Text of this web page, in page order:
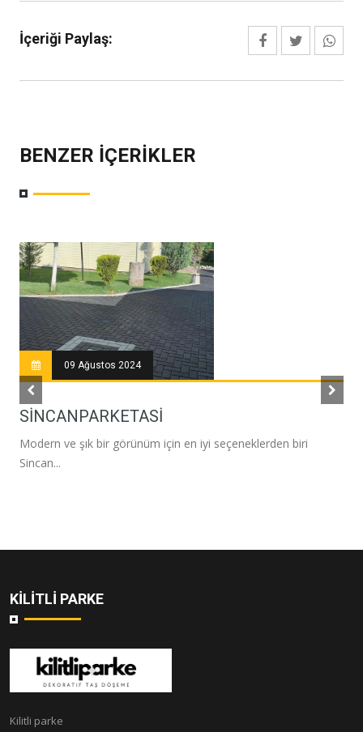
İçeriği Paylaş:
BENZER İÇERIKLER
SINCANPARKETASI
09 Ağustos 2024
Modern ve şık bir görünüm için en iyi seçeneklerden biri
Sincan...
KILITLI PARKE
Kilitli parke